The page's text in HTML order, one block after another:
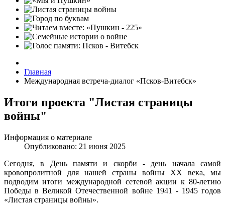
Главная
Международная встреча-диалог «Псков-Витебск»
Итоги проекта "Листая страницы
войны"
Информация о материале
Опубликовано: 21 июня 2025
Сегодня, в День памяти и скорби - день начала самой
кровопролитной для нашей страны войны XX века, мы
подводим итоги международной сетевой акции к 80-летию
Победы в Великой Отечественной войне 1941 - 1945 годов
«Листая страницы войны».